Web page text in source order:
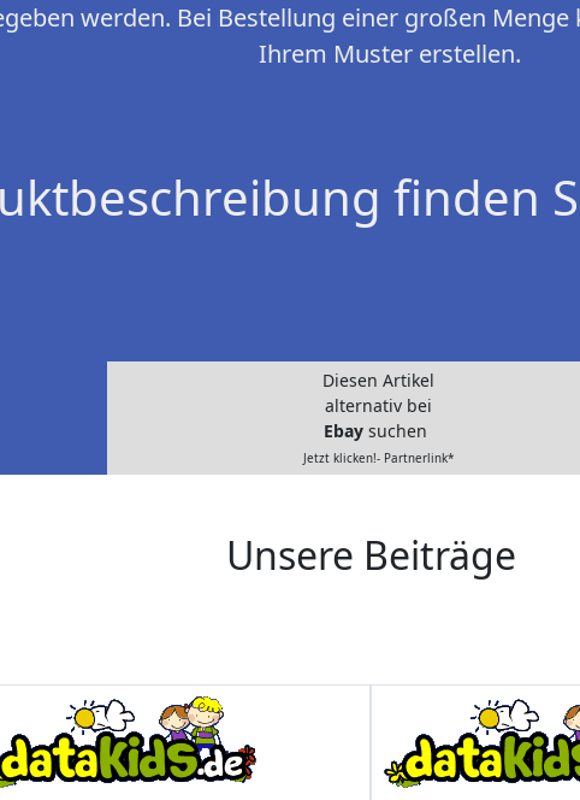
werden. Bei Bestellung einer großen
Ihrem Muster erstellen.
finden
Diesen Artikel
alternativ bei
Ebay suchen
Jetzt klicken!- Partnerlink*
Unsere Beiträge